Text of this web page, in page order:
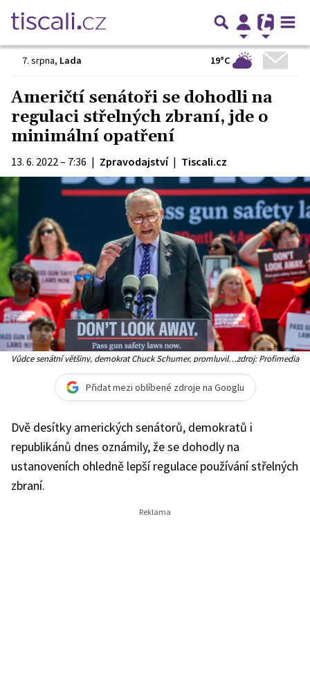
7. srpna, Lada 19°C
Američtí senátoři se dohodli na
regulaci střelných zbraní, jde o
minimální opatření
13. 6. 2022 – 7:36 | Zpravodajství | Tiscali.cz
Vůdce senátní většiny, demokrat Chuck Schumer, promluvil zdroj: Profimedia
Přidat mezi oblíbené zdroje na Googlu
Dvě desítky amerických senátorů, demokratů i
republikánů dnes oznámily, že se dohodly na
ustanoveních ohledně lepší regulace používání střelných
zbraní.